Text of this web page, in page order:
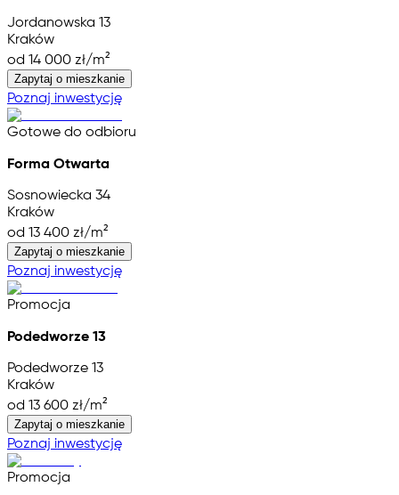
Jordanowska 13
Kraków
od 14 000 zł/m²
Zapytaj o mieszkanie
Poznaj inwestycję
Gotowe do odbioru
Forma Otwarta
Sosnowiecka 34
Kraków
od 13 400 zł/m²
Zapytaj o mieszkanie
Poznaj inwestycję
Promocja
Podedworze 13
Podedworze 13
Kraków
od 13 600 zł/m²
Zapytaj o mieszkanie
Poznaj inwestycję
Promocja